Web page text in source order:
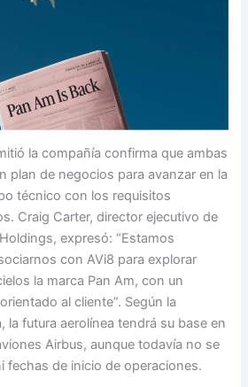
la compañía confirma que ambas
plan de negocios para avanzar en la
técnico con los requisitos
Craig Carter, director ejecutivo de
expresó: “Estamos
con AVi8 para explorar
la marca Pan Am, con un
al cliente”. Según la
la futura aerolínea tendrá su base en
Airbus, aunque todavía no se
fechas de inicio de operaciones.